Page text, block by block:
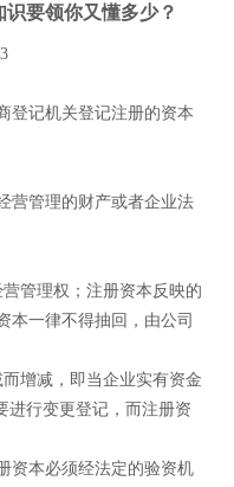
要领你又懂多少？
记机关登记注册的资本
管理的财产或者企业法
管理权；注册资本反映的
本一律不得抽回，由公司
增减，即当企业实有资金
进行变更登记，而注册资
本必须经法定的验资机